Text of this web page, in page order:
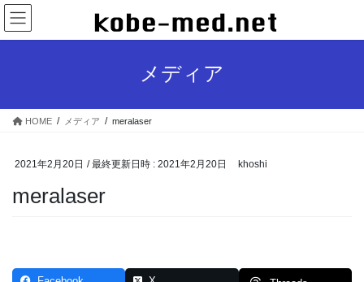
コ
ン
テ
ス
ナ
ビ
ゲ
ン
メディア
HOME メディア meralaser
2021年2月20日 / 最終更新日時 : 2021年2月20日 khoshi
meralaser